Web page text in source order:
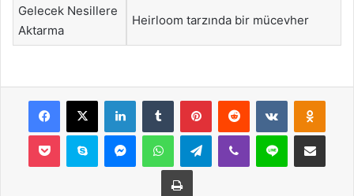
Gelecek Nesillere
Aktarma
Heirloom tarzında bir mücevher
Facebook
X LinkedInTumblr PinterestReddit VKontakte
Pocket Skype MessengerWhatsAppTelegramViber Line E-Posta ile
Yazdır